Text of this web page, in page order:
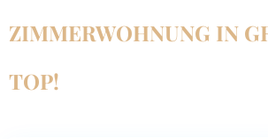
IMMERWOHNUNG IN
OP!